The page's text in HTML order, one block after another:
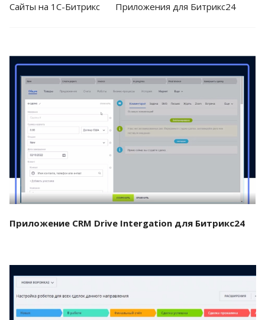
Cайты на 1С-Битрикс Приложения для Битрикс24
Смотреть проект
Приложение CRM Drive Intergation для Битрикс24